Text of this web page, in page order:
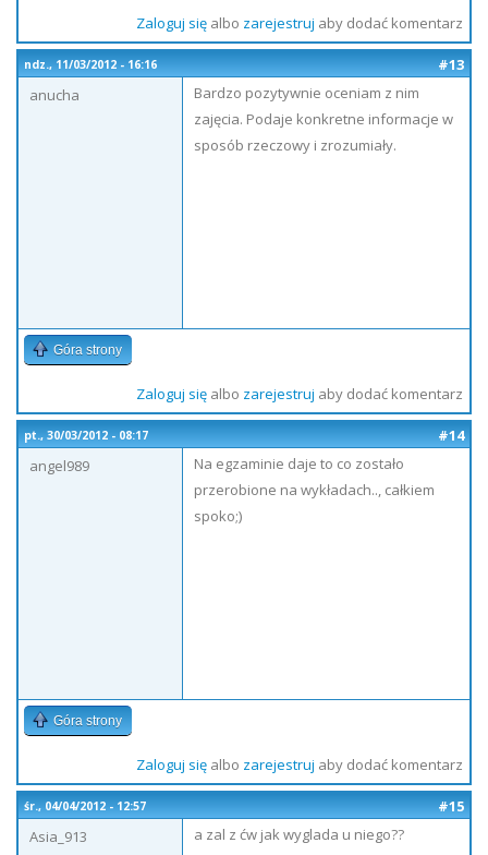
Zaloguj sięalbo zarejestruj aby dodać komentarz
ndz., 11/03/2012 - 16:16
#13
anucha
Bardzo pozytywnie oceniam z nim
zajęcia. Podaje konkretne informacje w
sposób rzeczowy i zrozumiały.
Góra strony
Zaloguj sięalbo zarejestruj aby dodać komentarz
pt., 30/03/2012 - 08:17
#14
angel989
Na egzaminie daje to co zostało
przerobione na wykładach.., całkiem
spoko;)
Góra strony
Zaloguj sięalbo zarejestruj aby dodać komentarz
śr., 04/04/2012 - 12:57
#15
Asia_913
a zal z ćw jak wyglada u niego??